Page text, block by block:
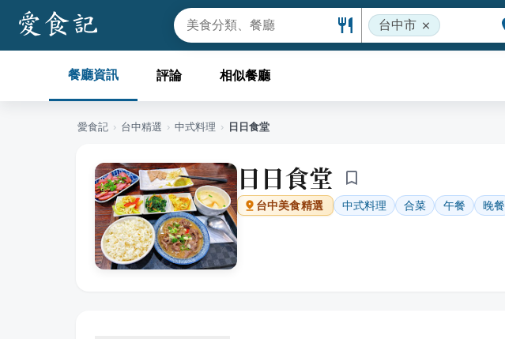
台中市
餐廳資訊 評論 相似餐廳
愛食記 › 台中精選 › 中式料理 › 日日食堂
日日食堂
台中美食精選 中式料理 合菜 午餐 晚餐